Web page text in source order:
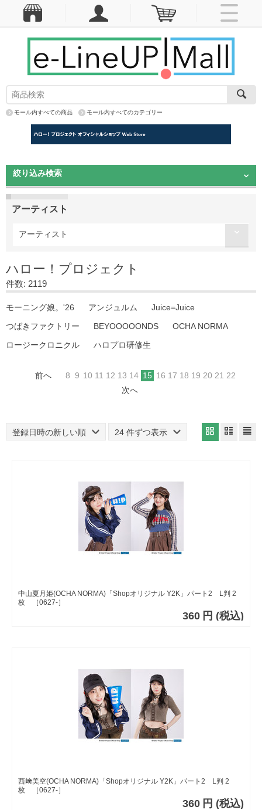
モール内すべての商品 モール内すべてのカテゴリー
絞り込み検索
アーティスト
アーティスト
ハロー！プロジェクト
件数: 2119
モーニング娘。'26 アンジュルム
Juice=Juice
つばきファクトリー
BEYOOOOONDS
OCHA NORMA
ロージークロニクル
ハロプロ研修生
前へ 8 9 10 11 12 13 14 15 16 17 18 19 20 21 22
次へ
登録日時の新しい順 24 件ずつ表示
中山夏月姫(OCHA NORMA)「Shopオリジナル Y2K」パート2 L判 2
枚 ［0627-］
360 円 (税込)
西﨑美空(OCHA NORMA)「Shopオリジナル Y2K」パート2 L判 2
枚 ［0627-］
360 円 (税込)